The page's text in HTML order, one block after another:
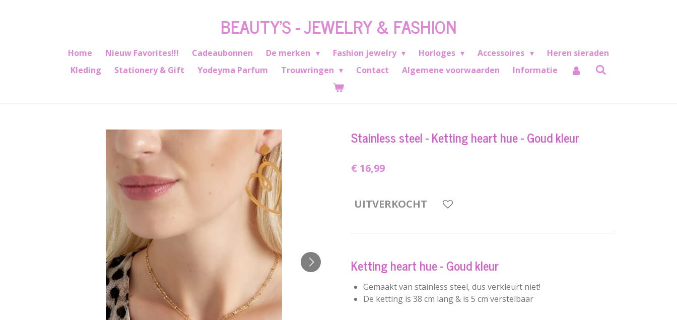
BEAUTY'S - JEWELRY & FASHION
Home Nieuw Favorites!!! Cadeaubonnen De merken Fashion jewelry Horloges Accessoires
Heren sieraden
Kleding
Stationery & Gift Yodeyma Parfum Trouwringen Contact Algemene voorwaarden Informatie
Stainless steel - Ketting heart hue - Goud kleur
€ 16,99
UITVERKOCHT
Ketting heart hue - Goud kleur
Gemaakt van stainless steel, dus verkleurt niet!
De ketting is 38 cm lang & is 5 cm verstelbaar